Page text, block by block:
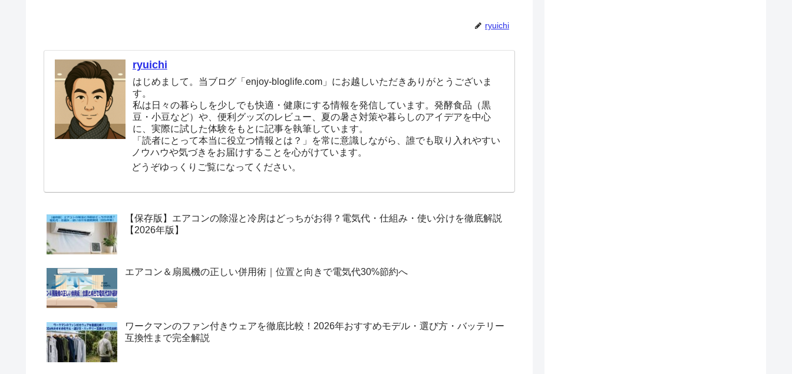
ryuichi
ryuichi
はじめまして。当ブログ「enjoy-bloglife.com」にお越しいただきありがとうございま
す。
私は日々の暮らしを少しでも快適・健康にする情報を発信しています。発酵食品（黒
豆・小豆など）や、便利グッズのレビュー、夏の暑さ対策や暮らしのアイデアを中心
に、実際に試した体験をもとに記事を執筆しています。
「読者にとって本当に役立つ情報とは？」を常に意識しながら、誰でも取り入れやすい
ノウハウや気づきをお届けすることを心がけています。
どうぞゆっくりご覧になってください。
【保存版】エアコンの除湿と冷房はどっちがお得？電気代・仕組み・使い分けを徹底解説
【2026年版】
エアコン＆扇風機の正しい併用術｜位置と向きで電気代30%節約へ
ワークマンのファン付きウェアを徹底比較！2026年おすすめモデル・選び方・バッテリー
互換性まで完全解説